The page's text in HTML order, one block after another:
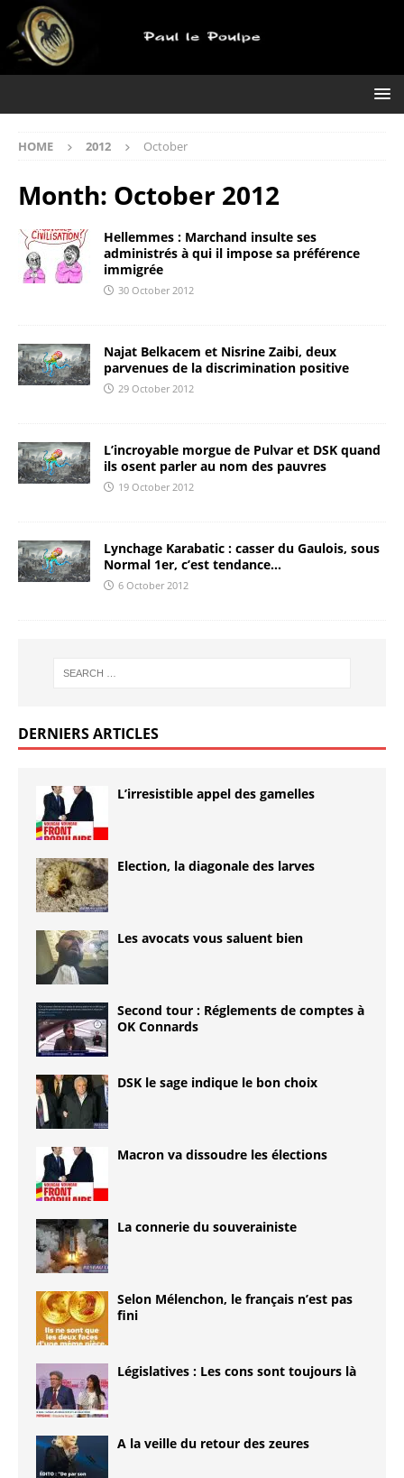
HOME 2012 October
Month: October 2012
Hellemmes : Marchand insulte ses
administrés à qui il impose sa préférence
immigrée
30 October 2012
Najat Belkacem et Nisrine Zaibi, deux
parvenues de la discrimination positive
29 October 2012
L’incroyable morgue de Pulvar et DSK quand
ils osent parler au nom des pauvres
19 October 2012
Lynchage Karabatic : casser du Gaulois, sous
Normal 1er, c’est tendance…
6 October 2012
DERNIERS ARTICLES
L’irresistible appel des gamelles
Election, la diagonale des larves
Les avocats vous saluent bien
Second tour : Réglements de comptes à
OK Connards
DSK le sage indique le bon choix
Macron va dissoudre les élections
La connerie du souverainiste
Selon Mélenchon, le français n’est pas
fini
Législatives : Les cons sont toujours là
A la veille du retour des zeures